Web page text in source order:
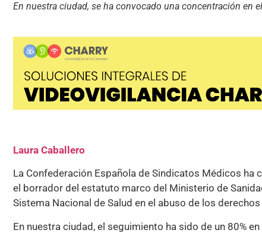
En nuestra ciudad, se ha convocado una concentración en
Laura Caballero
La Confederación Española de Sindicatos Médicos ha
el borrador del estatuto marco del Ministerio de
Sistema Nacional de Salud en el abuso de los
En nuestra ciudad, el seguimiento ha sido de un 80%